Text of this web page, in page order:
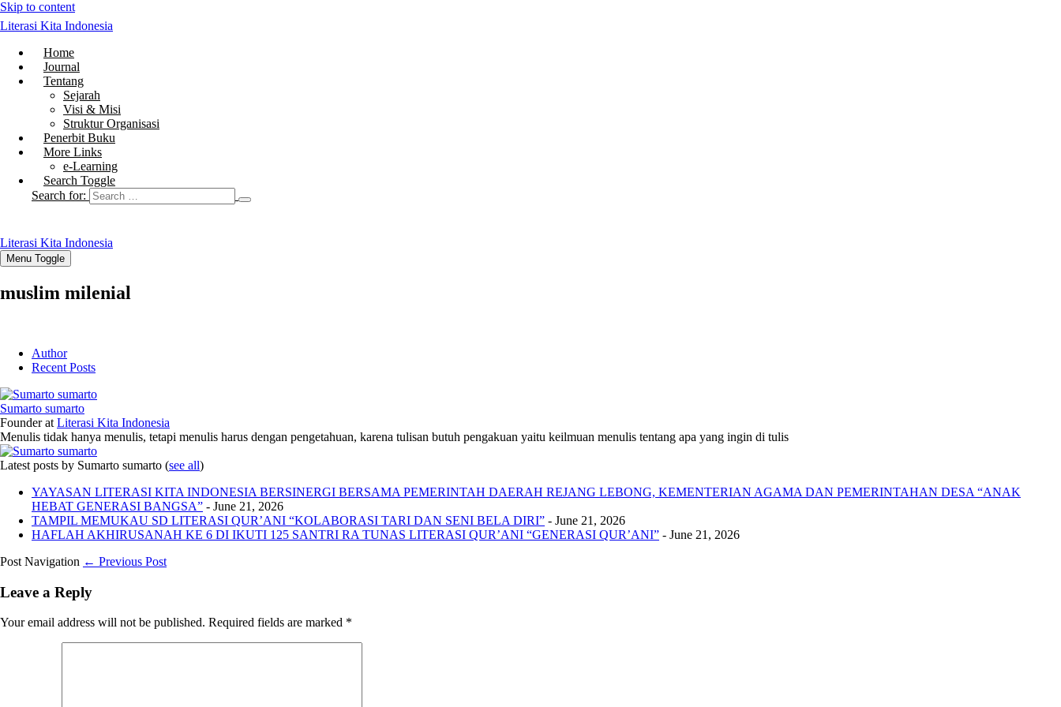
Skip to content
Literasi Kita Indonesia
Home
Journal
Tentang
Sejarah
Visi & Misi
Struktur Organisasi
Penerbit Buku
More Links
e-Learning
Search Toggle
Search for:
Literasi Kita Indonesia
Menu Toggle
muslim milenial
Author
Recent Posts
Sumarto sumarto
Founderat Literasi Kita Indonesia
Menulis tidak hanya menulis, tetapi menulis harus dengan pengetahuan, karena tulisan butuh pengakuan yaitu keilmuan menulis tentang apa yang ingin di tulis
Latest posts by Sumarto sumarto (see all)
YAYASAN LITERASI KITA INDONESIA BERSINERGI BERSAMA PEMERINTAH DAERAH REJANG LEBONG, KEMENTERIAN AGAMA DAN PEMERINTAHAN DESA “ANAK
HEBAT GENERASI BANGSA” - June 21, 2026
TAMPIL MEMUKAU SD LITERASI QUR’ANI “KOLABORASI TARI DAN SENI BELA DIRI” - June 21, 2026
HAFLAH AKHIRUSANAH KE 6 DI IKUTI 125 SANTRI RA TUNAS LITERASI QUR’ANI “GENERASI QUR’ANI” - June 21, 2026
Post Navigation ← Previous Post
Leave a Reply
Your email address will not be published. Required fields are marked *